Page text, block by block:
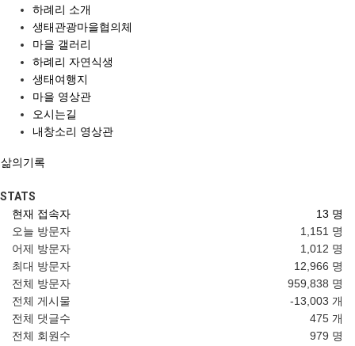
하례리 소개
생태관광마을협의체
마을 갤러리
하례리 자연식생
생태여행지
마을 영상관
오시는길
내창소리 영상관
삶의기록
STATS
13 명
현재 접속자
1,151 명
오늘 방문자
1,012 명
어제 방문자
12,966 명
최대 방문자
959,838 명
전체 방문자
-13,003 개
전체 게시물
475 개
전체 댓글수
979 명
전체 회원수